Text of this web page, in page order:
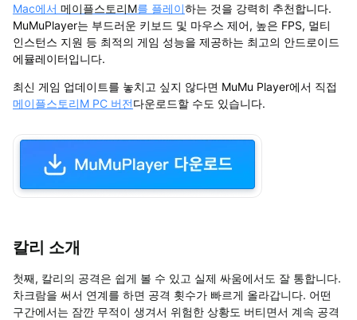
Mac에서 메이플스토리M를 플레이하는 것을 강력히 추천합니다.
MuMuPlayer는 부드러운 키보드 및 마우스 제어, 높은 FPS, 멀티
인스턴스 지원 등 최적의 게임 성능을 제공하는 최고의 안드로이드
에뮬레이터입니다.
최신 게임 업데이트를 놓치고 싶지 않다면 MuMu Player에서 직접
메이플스토리M PC 버전다운로드할 수도 있습니다.
칼리 소개
첫째, 칼리의 공격은 쉽게 볼 수 있고 실제 싸움에서도 잘 통합니다.
차크람을 써서 연계를 하면 공격 횟수가 빠르게 올라갑니다. 어떤
구간에서는 잠깐 무적이 생겨서 위험한 상황도 버티면서 계속 공격